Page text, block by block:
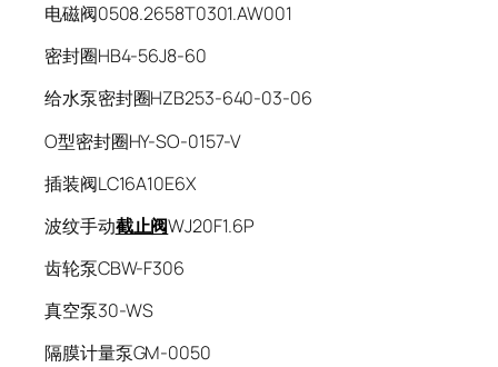
电磁阀0508.2658T0301.AW001
密封圈HB4-56J8-60
给水泵密封圈HZB253-640-03-06
O型密封圈HY-SO-0157-V
插装阀LC16A10E6X
波纹手动截止阀WJ20F1.6P
齿轮泵CBW-F306
真空泵30-WS
隔膜计量泵GM-0050